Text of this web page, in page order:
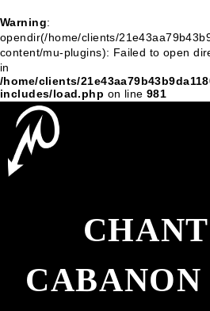
Warning:
opendir(/home/clients/
content/mu-plugins): Failed to open
in
/home/clients/
includes/load.php on line 981